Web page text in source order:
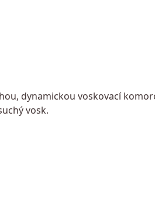
dynamickou voskovací
vosk.